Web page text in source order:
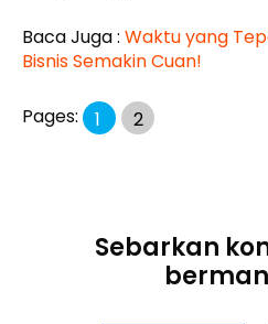
Baca Juga : Waktu yang
Bisnis Semakin Cuan!
Pages: 1 2
Sebarkan